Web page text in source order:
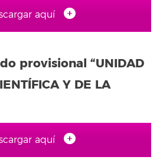
aquí
provisional “UNIDAD
Y DE LA
aquí